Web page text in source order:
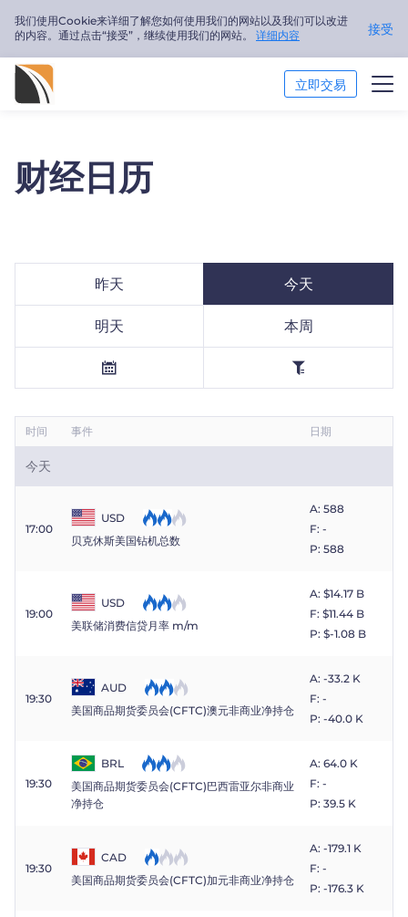
我们使用Cookie来详细了解您如何使用我们的网站以及我们可以改进
的内容。通过点击“接受”，继续使用我们的网站。 详细内容 接受
立即交易
交易培训
简体中文
财经日历
昨天 今天
明天 本周
时间 事件 日期
今天
17:00
USD
贝克休斯美国钻机总数
A: 588
F: -
P: 588
19:00
USD
美联储消费信贷月率 m/m
A: $​14.17 B
F: $​11.44 B
P: $​-1.08 B
19:30
AUD
美国商品期货委员会(CFTC)澳元非商业净持仓
A: -33.2 K
F: -
P: -40.0 K
19:30
BRL
美国商品期货委员会(CFTC)巴西雷亚尔非商业
净持仓
A: 64.0 K
F: -
P: 39.5 K
19:30
CAD
美国商品期货委员会(CFTC)加元非商业净持仓
A: -179.1 K
F: -
P: -176.3 K